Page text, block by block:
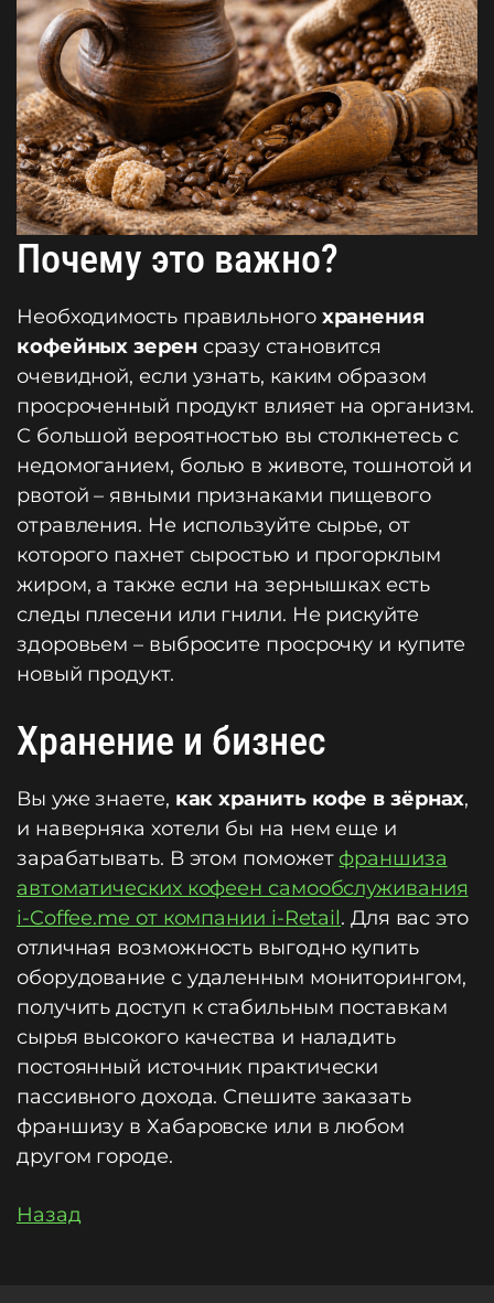
Почему это важно?
Необходимость правильного хранения
кофейных зеренсразу становится
очевидной, если узнать, каким образом
просроченный продукт влияет на организм.
С большой вероятностью вы столкнетесь с
недомоганием, болью в животе, тошнотой и
рвотой – явными признаками пищевого
отравления. Не используйте сырье, от
которого пахнет сыростью и прогорклым
жиром, а также если на зернышках есть
следы плесени или гнили. Не рискуйте
здоровьем – выбросите просрочку и купите
новый продукт.
Хранение и бизнес
Вы уже знаете, как хранить кофе в зёрнах,
и наверняка хотели бы на нем еще и
зарабатывать. В этом поможет франшиза
автоматических кофеен самообслуживания
i-Coffee.me от компании i-Retail. Для вас это
отличная возможность выгодно купить
оборудование с удаленным мониторингом,
получить доступ к стабильным поставкам
сырья высокого качества и наладить
постоянный источник практически
пассивного дохода. Спешите заказать
франшизу в Хабаровске или в любом
другом городе.
Назад